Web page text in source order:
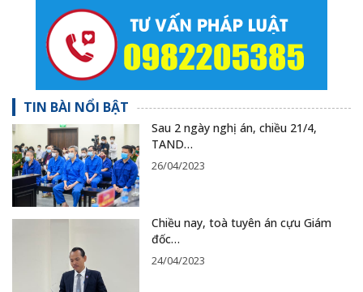
TIN BÀI NỔI BẬT
Sau 2 ngày nghị án, chiều 21/4,
TAND…
26/04/2023
Chiều nay, toà tuyên án cựu Giám
đốc…
24/04/2023